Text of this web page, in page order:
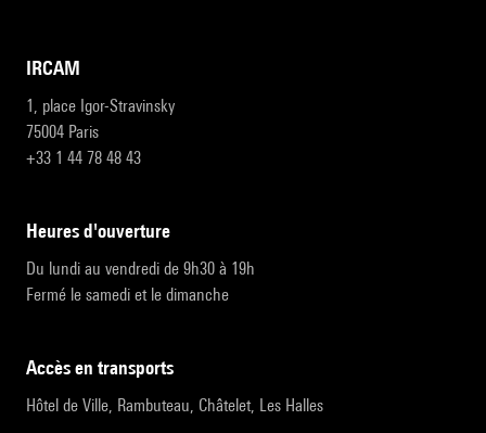
IRCAM
1, place Igor-Stravinsky
75004 Paris
+33 1 44 78 48 43
heures d'ouverture
Du lundi au vendredi de 9h30 à 19h
Fermé le samedi et le dimanche
accès en transports
Hôtel de Ville, Rambuteau, Châtelet, Les Halles